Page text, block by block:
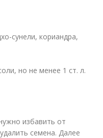
сунели, кориандра,
но не менее 1 ст. л.
избавить от
семена. Далее